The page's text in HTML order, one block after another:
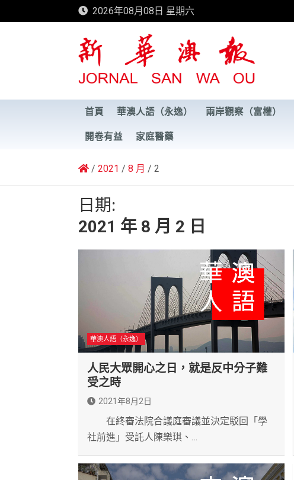
to
2026年08月08日 星期六
新華澳報
首頁 華澳人語（永逸） 兩岸觀察（富權）
開卷有益 家庭醫藥
2021 8 月 2
日期:
2021 年 8 月 2 日
華澳人語（永逸）
人民大眾開心之日，就是反中分子難
受之時
2021年8月2日
在終審法院合議庭審議並決定駁回「學
社前進」受託人陳樂琪、…